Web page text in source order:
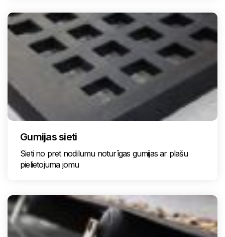
Gumijas sieti
Sieti no pret nodilumu noturīgas gumijas ar plašu
pielietojuma jomu